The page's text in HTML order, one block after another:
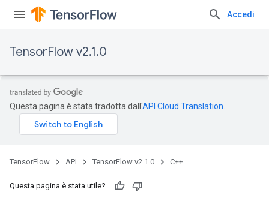
Accedi
TensorFlow v2.1.0
Questa pagina è stata tradotta dall'API Cloud Translation
TensorFlow API TensorFlow v2.1.0 C++
Questa pagina è stata utile?